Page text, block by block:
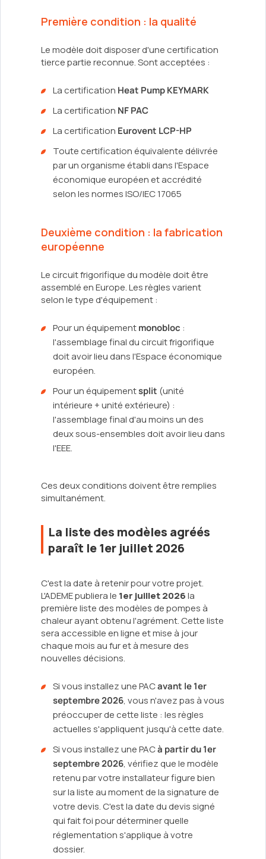
Première condition : la qualité
Le modèle doit disposer d'une certification
tierce partie reconnue. Sont acceptées :
La certification Heat Pump KEYMARK
La certification NF PAC
La certification Eurovent LCP-HP
Toute certification équivalente délivrée
par un organisme établi dans l'Espace
économique européen et accrédité
selon les normes ISO/IEC 17065
Deuxième condition : la fabrication
européenne
Le circuit frigorifique du modèle doit être
assemblé en Europe. Les règles varient
selon le type d'équipement :
Pour un équipementmonobloc :
l'assemblage final du circuit frigorifique
doit avoir lieu dans l'Espace économique
européen.
Pour un équipementsplit (unité
intérieure + unité extérieure) :
l'assemblage final d'au moins un des
deux sous-ensembles doit avoir lieu dans
l'EEE.
Ces deux conditions doivent être remplies
simultanément.
La liste des modèles agréés
paraît le 1er juillet 2026
C'est la date à retenir pour votre projet.
L'ADEME publiera le 1er juillet 2026la
première liste des modèles de pompes à
chaleur ayant obtenu l'agrément. Cette liste
sera accessible en ligne et mise à jour
chaque mois au fur et à mesure des
nouvelles décisions.
Si vous installez une PACavant le 1er
septembre 2026, vous n'avez pas à vous
préoccuper de cette liste : les règles
actuelles s'appliquent jusqu'à cette date.
Si vous installez une PACà partir du 1er
septembre 2026, vérifiez que le modèle
retenu par votre installateur figure bien
sur la liste au moment de la signature de
votre devis. C'est la date du devis signé
qui fait foi pour déterminer quelle
réglementation s'applique à votre
dossier.